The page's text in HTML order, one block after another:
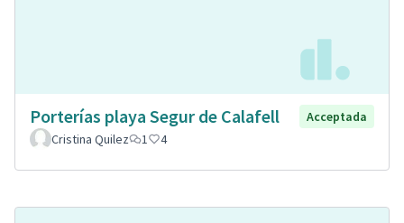
Porterías playa Segur de Calafell
Acceptada
Cristina Quilez
1 4